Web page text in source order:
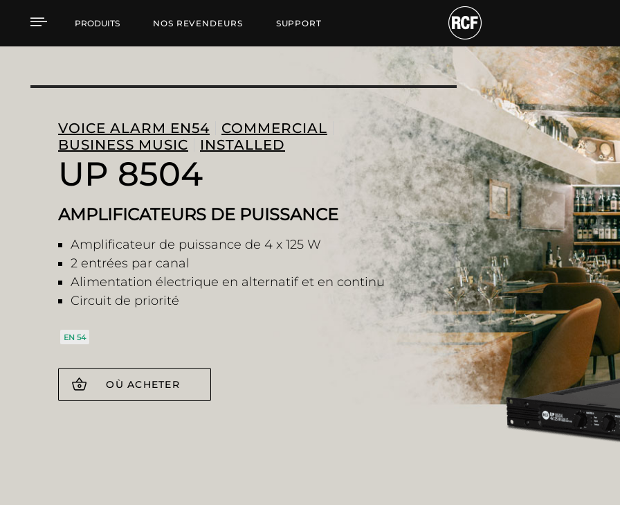
UP 8504 AMPLIFICATEURS DE PUISSANCE
PRODUITS NOS REVENDEURS SUPPORT
VOICE ALARM EN54
COMMERCIAL
BUSINESS MUSIC
INSTALLED
UP 8504
AMPLIFICATEURS DE PUISSANCE
Amplificateur de puissance de 4 x 125 W
2 entrées par canal
Alimentation électrique en alternatif et en continu
Circuit de priorité
EN 54
OÙ ACHETER